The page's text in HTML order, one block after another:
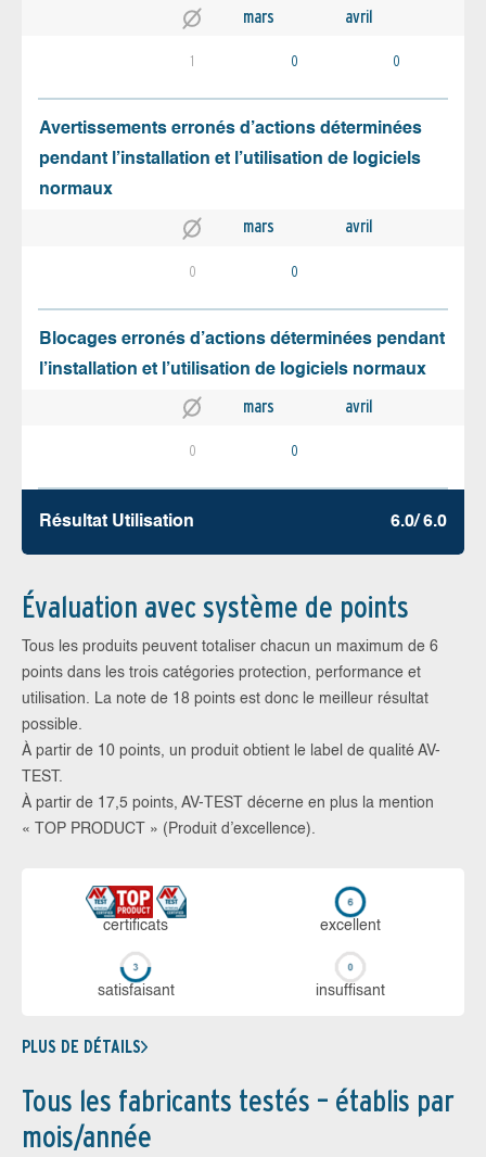
mars avril
1 0 0
Avertissements erronés d’actions déterminées
pendant l’installation et l’utilisation de logiciels
normaux
mars avril
0 0
Blocages erronés d’actions déterminées pendant
l’installation et l’utilisation de logiciels normaux
mars avril
0 0
Résultat Utilisation 6.0/ 6.0
Évaluation avec système de points
Tous les produits peuvent totaliser chacun un maximum de 6
points dans les trois catégories protection, performance et
utilisation. La note de 18 points est donc le meilleur résultat
possible.
À partir de 10 points, un produit obtient le label de qualité AV-
TEST.
À partir de 17,5 points, AV-TEST décerne en plus la mention
« TOP PRODUCT » (Produit d’excellence).
certi­ficats ex­cellent
sa­tis­fai­sant in­suf­fi­sant
PLUS DE DÉTAILS
Tous les fabricants testés – établis par
mois/année